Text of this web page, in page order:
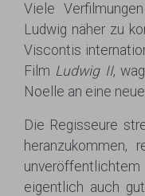
Viele
Ludwig näher zu
Viscontis
Film Ludwig II,
Noelle an eine
Die Regisseure
heranzukommen,
eigentlich auch